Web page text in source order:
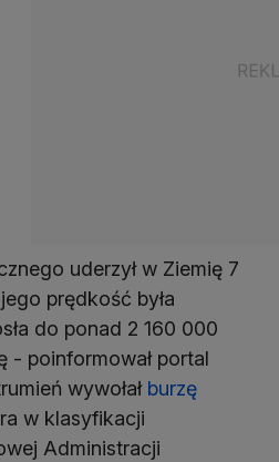
uderzył w Ziemię 7
prędkość była
do ponad 2 160 000
- poinformował portal
wywołał burzę
w klasyfikacji
Administracji